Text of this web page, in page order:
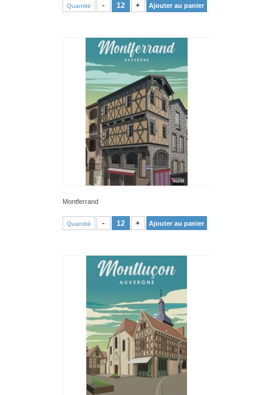
Quantité - + Ajouter au panier
Montferrand
Quantité - + Ajouter au panier